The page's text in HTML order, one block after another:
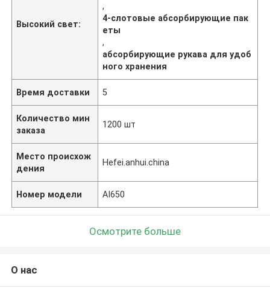
Высокий свет:
,
4-слотовые абсорбирующие пак
еты
,
абсорбирующие рукава для удоб
ного хранения
Время доставки 5
Количество мин
заказа
1200 шт
Место происхож
дения
Hefei.anhui.china
Номер модели AI650
Осмотрите больше
О нас